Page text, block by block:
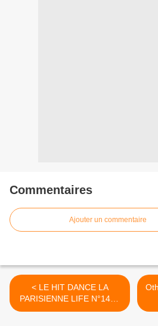
Commentaires
Ajouter un commentaire
< LE HIT DANCE LA
PARISIENNE LIFE N°141 -
23 NOVEMBRE 2018